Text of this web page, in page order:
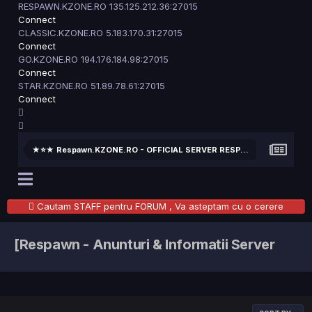
RESPAWN.KZONE.RO 135.125.212.36:27015
Connect
CLASSIC.KZONE.RO 5.183.170.31:27015
Connect
GO.KZONE.RO 194.176.184.98:27015
Connect
STAR.KZONE.RO 51.89.78.61:27015
Connect
★⭐★ Respawn.KZONE.RO - OFFICIAL SERVER RESPAWN
Cautam STAFF pentru FORUM , Va asteptam cu o cerere
[Respawn - Anunturi & Informatii Server